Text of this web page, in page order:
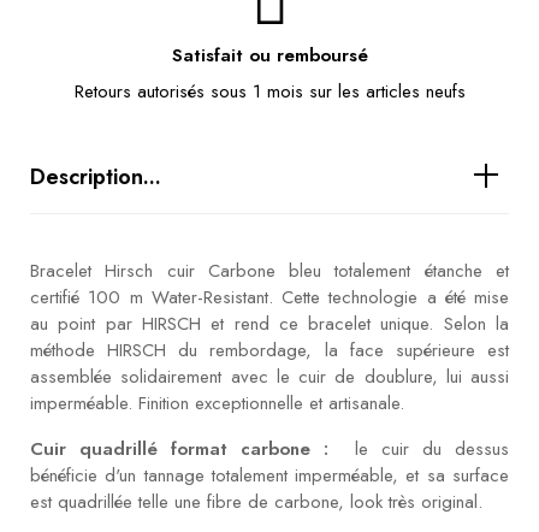
Satisfait ou remboursé
Retours autorisés sous 1 mois sur les articles neufs
Description...
Bracelet Hirsch cuir Carbone bleu totalement étanche et
certifié 100 m Water-Resistant. Cette technologie a été mise
au point par HIRSCH et rend ce bracelet unique. Selon la
méthode HIRSCH du rembordage, la face supérieure est
assemblée solidairement avec le cuir de doublure, lui aussi
imperméable. Finition exceptionnelle et artisanale.
Cuir quadrillé format carbone : le cuir du dessus
bénéficie d'un tannage totalement imperméable, et sa surface
est quadrillée telle une fibre de carbone, look très original.